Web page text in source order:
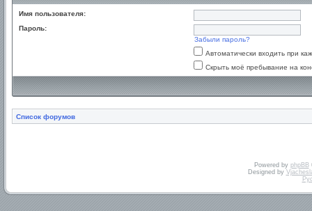
Имя пользователя:
Пароль:
Забыли пароль?
Автоматически входить при
Скрыть моё пребывание на
Список форумов
Powered by phpBB
Designed by